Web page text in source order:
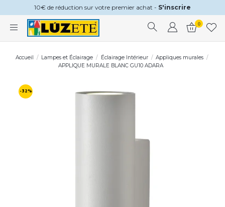
10€ de réduction sur votre premier achat - S'inscrire
0
Accueil Lampes et Éclairage Éclairage Intérieur
Appliques murales
APPLIQUE MURALE BLANC GU10 ADARA
-32%